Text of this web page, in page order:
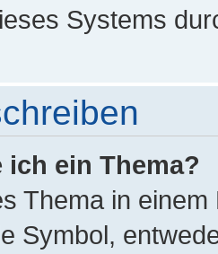
Systems
ich ein Thema?
Thema in
Symbol,